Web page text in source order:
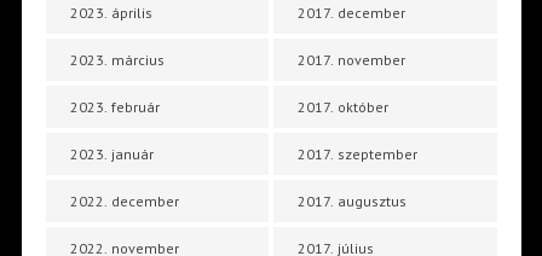
2023. április
2023. március
2023. február
2023. január
2022. december
2022. november
2017. december
2017. november
2017. október
2017. szeptember
2017. augusztus
2017. július